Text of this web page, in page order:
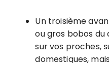
Un troisième
ou gros bobos du
sur vos proches,
domestiques,